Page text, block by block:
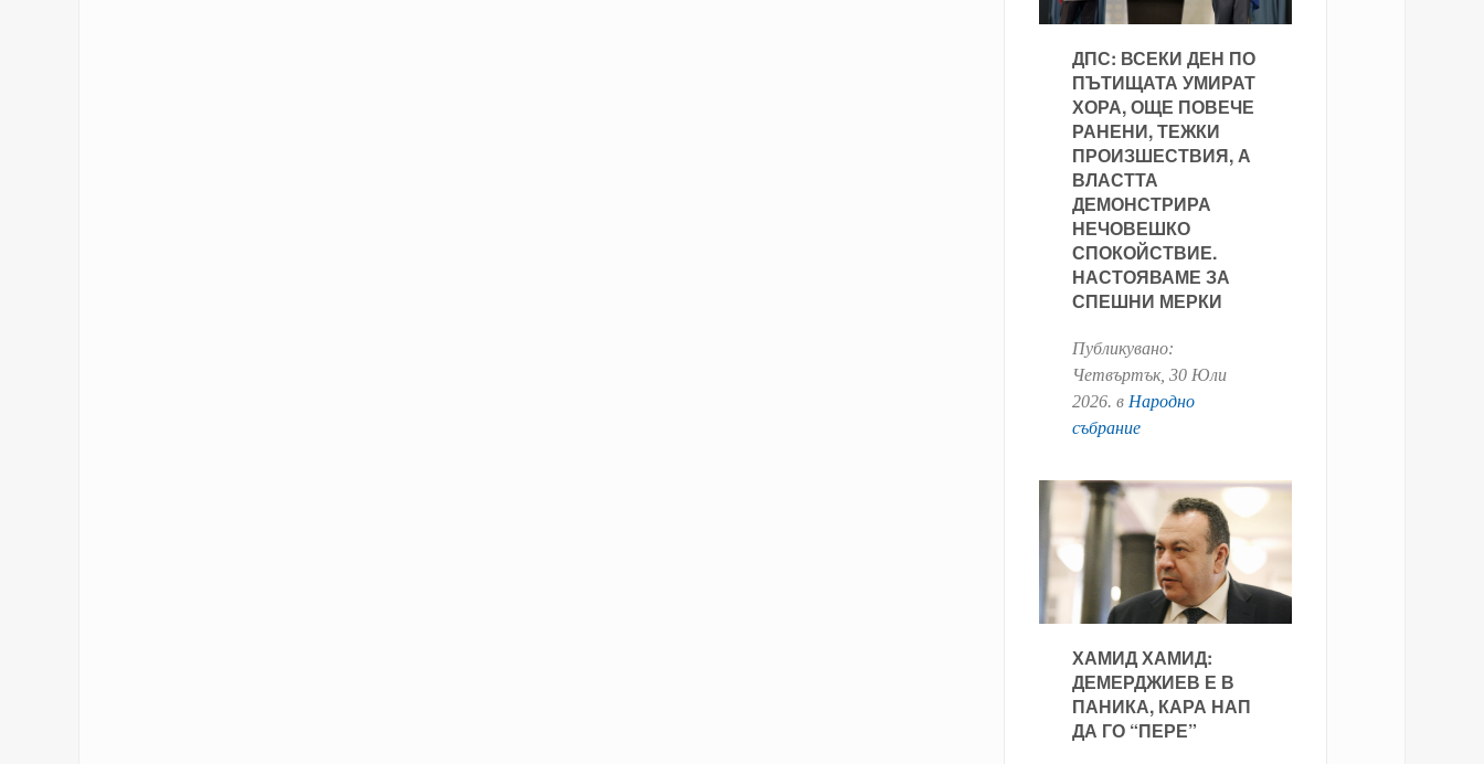
ДПС: ВСЕКИ ДЕН ПО
ПЪТИЩАТА УМИРАТ
ХОРА, ОЩЕ ПОВЕЧЕ
РАНЕНИ, ТЕЖКИ
ПРОИЗШЕСТВИЯ, А
ВЛАСТТА
ДЕМОНСТРИРА
НЕЧОВЕШКО
СПОКОЙСТВИЕ.
НАСТОЯВАМЕ ЗА
СПЕШНИ МЕРКИ
Публикувано:
Четвъртък, 30 Юли
2026. в Народно
събрание
ХАМИД ХАМИД:
ДЕМЕРДЖИЕВ Е В
ПАНИКА, КАРА НАП
ДА ГО “ПЕРЕ”